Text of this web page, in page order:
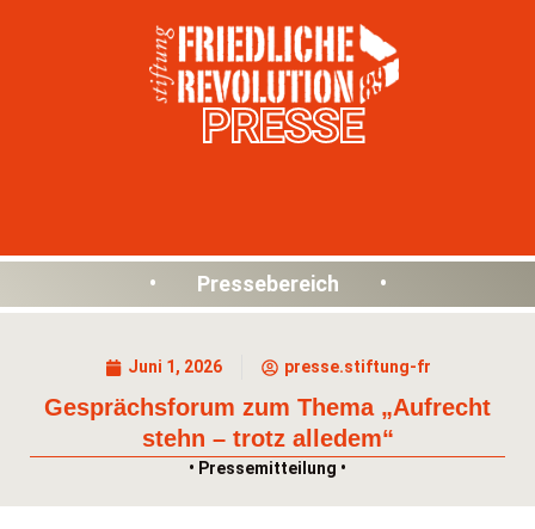
PRESSE
• Pressebereich •
Juni 1, 2026 presse.stiftung-fr
Gesprächsforum zum Thema „Aufrecht
stehn – trotz alledem“
• Pressemitteilung •